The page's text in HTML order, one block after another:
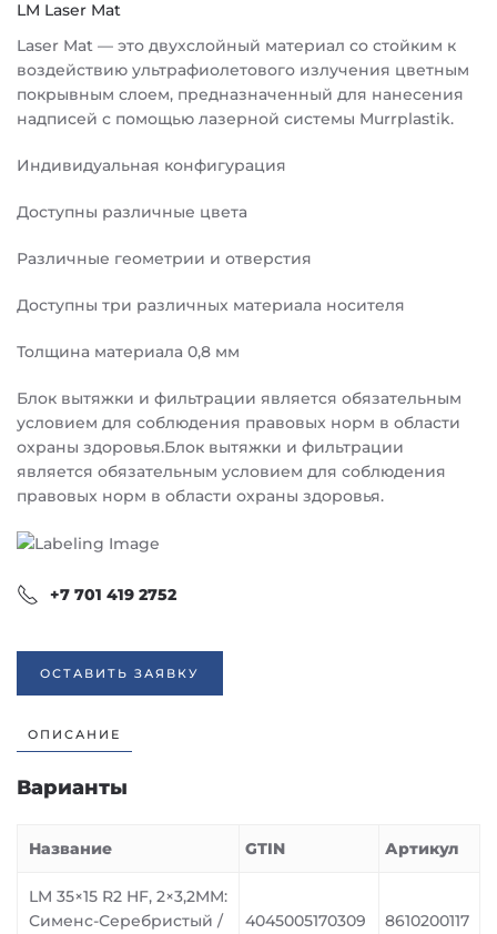
LM Laser Mat
Laser Mat — это двухслойный материал со стойким к
воздействию ультрафиолетового излучения цветным
покрывным слоем, предназначенный для нанесения
надписей с помощью лазерной системы Murrplastik.
Индивидуальная конфигурация
Доступны различные цвета
Различные геометрии и отверстия
Доступны три различных материала носителя
Толщина материала 0,8 мм
Блок вытяжки и фильтрации является обязательным
условием для соблюдения правовых норм в области
охраны здоровья.Блок вытяжки и фильтрации
является обязательным условием для соблюдения
правовых норм в области охраны здоровья.
+7 701 419 2752
ОСТАВИТЬ ЗАЯВКУ
ОПИСАНИЕ
Варианты
Название GTIN Артикул
LM 35×15 R2 HF, 2×3,2MM:
Сименс-Серебристый /
4045005170309 8610200117